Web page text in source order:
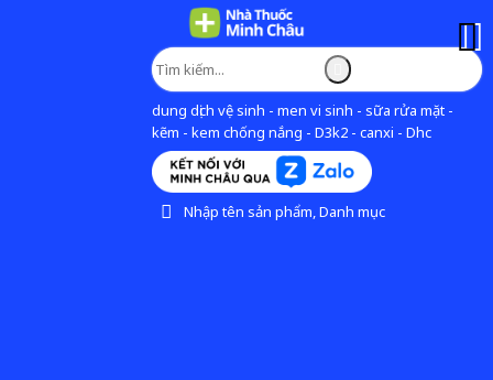
dung dịch vệ sinh - men vi sinh - sữa rửa mặt -
kẽm - kem chống nắng - D3k2 - canxi - Dhc
Nhập tên sản phẩm, Danh mục